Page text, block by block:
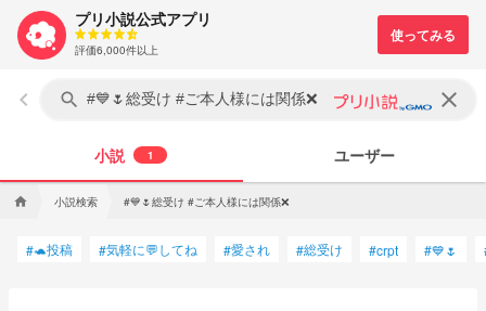
プリ小説公式アプリ
評価6,000件以上
keyboard_arrow_left search clear
小説 1 ユーザー
home 小説検索 #💙🌷総受け #ご本人様には関係❌
#🐢投稿 #気軽に💬してね #愛され #総受け #crpt #💙🌷